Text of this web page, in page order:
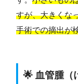
すが、大きくな
手術での摘出が
🌟 血管腫（